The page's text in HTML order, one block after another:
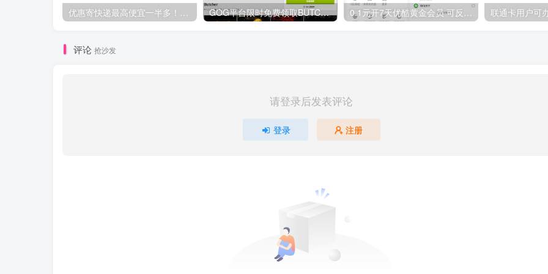
优惠寄快递最高便宜一半多！白鸽惠递 GOG平台限时免费领取BUTCHER（屠夫） 0.1元开7天优酷黄金会员 可反复开通需要关闭自动续费
评论 抢沙发
请登录后发表评论
登录 注册